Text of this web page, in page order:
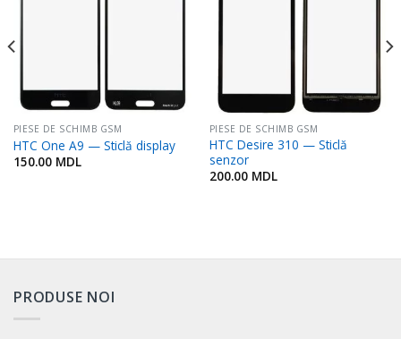
PIESE DE SCHIMB GSM
HTC One A9 — Sticlă display
150.00 MDL
PIESE DE SCHIMB GSM
HTC Desire 310 — Sticlă
senzor
200.00 MDL
PRODUSE NOI